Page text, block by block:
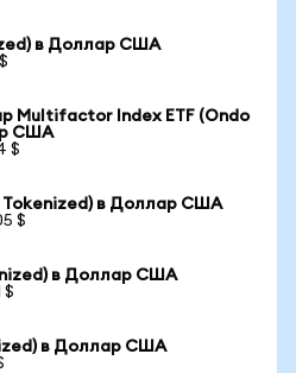
в Доллар США
Multifactor Index ETF (Ondo
США
$
Tokenized) в Доллар США
$
в Доллар США
$
в Доллар США